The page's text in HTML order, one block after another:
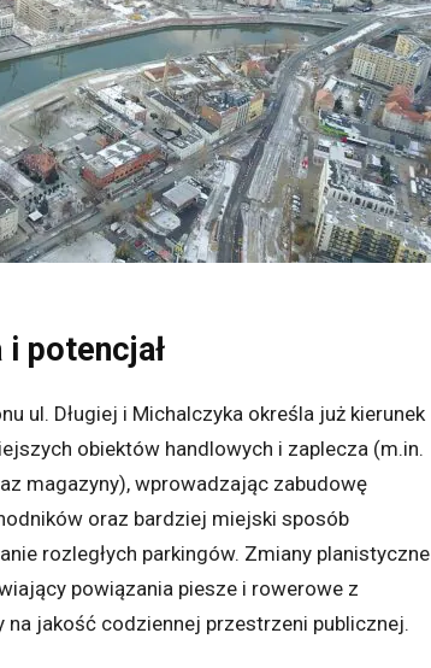
potencjał
ul. Długiej i Michalczyka określa już kierunek
obiektów handlowych i zaplecza (m.in.
magazyny), wprowadzając zabudowę
oraz bardziej miejski sposób
rozległych parkingów. Zmiany planistyczne
powiązania piesze i rowerowe z
na jakość codziennej przestrzeni publicznej.